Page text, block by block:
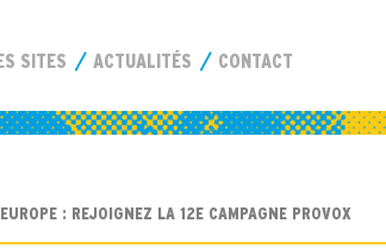
SITES ACTUALITÉS CONTACT
: REJOIGNEZ LA 12E CAMPAGNE PROVOX